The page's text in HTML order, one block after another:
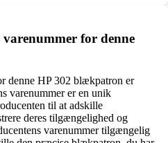
for denne
denne HP 302 blækpatron er
varenummer er en unik
til at adskille
deres tilgængelighed og
varenummer tilgængelig